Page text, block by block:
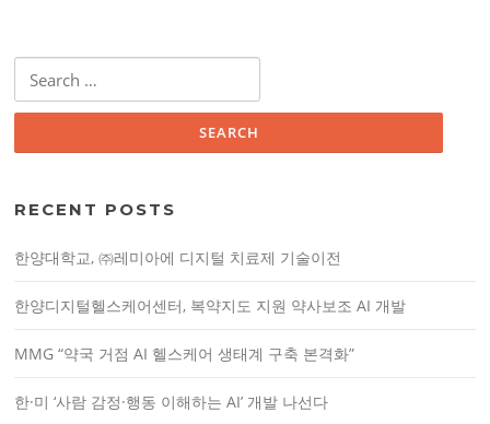
v
g
t
i
o
n
a
f
r
RECENT POSTS
한양대학교, ㈜레미아에 디지털 치료제 기술이전
한양디지털헬스케어센터, 복약지도 지원 약사보조 AI 개발
MMG “약국 거점 AI 헬스케어 생태계 구축 본격화”
한·미 ‘사람 감정·행동 이해하는 AI’ 개발 나선다